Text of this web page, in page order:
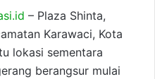
– Plaza Shinta,
Karawaci, Kota
lokasi sementara
berangsur mulai